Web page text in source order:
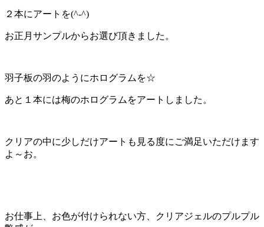
２本にアートを(^-^)
お正月サンプルからお選び頂きました。
羽子板の羽のようにホログラムを☆
あと１本には梅のホログラムをアートしました。
クリアの中に少しだけアートも見る度にご満足いただけます
よ～お。
お仕事上、お色が付けられない方、クリアジェルのプルプル